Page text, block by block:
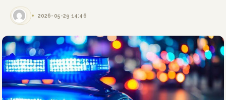
2026-05-29 14:46